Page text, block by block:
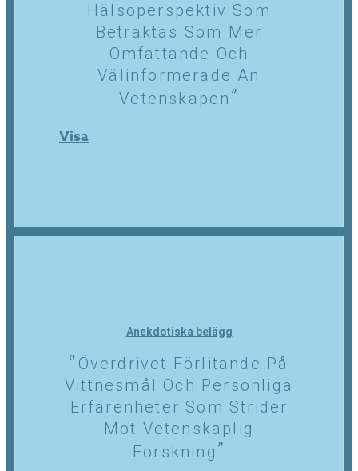
Hälsoperspektiv Som
Betraktas Som Mer
Omfattande Och
Välinformerade Än
Vetenskapen
Visa
Anekdotiska belägg
Överdrivet Förlitande På
Vittnesmål Och Personliga
Erfarenheter Som Strider
Mot Vetenskaplig
Forskning